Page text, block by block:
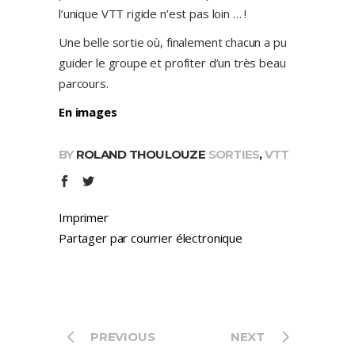
l’unique VTT rigide n’est pas loin … !
Une belle sortie où, finalement chacun a pu
guider le groupe et profiter d’un très beau
parcours.
En images
BY ROLAND THOULOUZE SORTIES,VTT
Imprimer
Partager par courrier électronique
PREVIOUS NEXT